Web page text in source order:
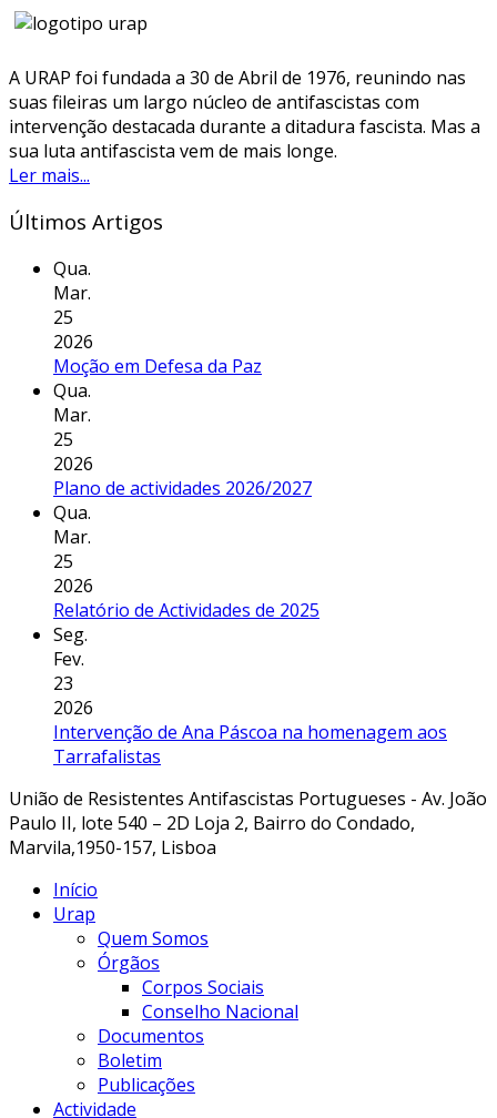
A URAP foi fundada a 30 de Abril de 1976, reunindo nas
suas fileiras um largo núcleo de antifascistas com
intervenção destacada durante a ditadura fascista. Mas a
sua luta antifascista vem de mais longe.
Ler mais...
Últimos Artigos
Qua.
Mar.
25
2026
Moção em Defesa da Paz
Qua.
Mar.
25
2026
Plano de actividades 2026/2027
Qua.
Mar.
25
2026
Relatório de Actividades de 2025
Seg.
Fev.
23
2026
Intervenção de Ana Páscoa na homenagem aos
Tarrafalistas
União de Resistentes Antifascistas Portugueses - Av. João
Paulo II, lote 540 – 2D Loja 2, Bairro do Condado,
Marvila,1950-157, Lisboa
Início
Urap
Quem Somos
Órgãos
Corpos Sociais
Conselho Nacional
Documentos
Boletim
Publicações
Actividade